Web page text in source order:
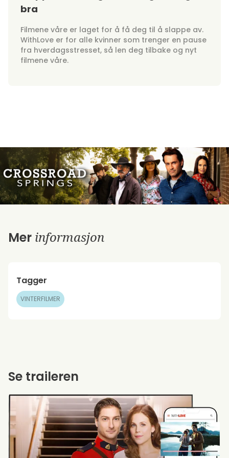
bra
Filmene våre er laget for å få deg til å slappe av.
WithLove er for alle kvinner som trenger en pause
fra hverdagsstresset, så len deg tilbake og nyt
filmene våre.
Mer informasjon
Tagger
VINTERFILMER
Se traileren